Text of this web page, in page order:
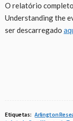
O relatório
Understanding the
ser descarregado
Etiquetas: Arlington